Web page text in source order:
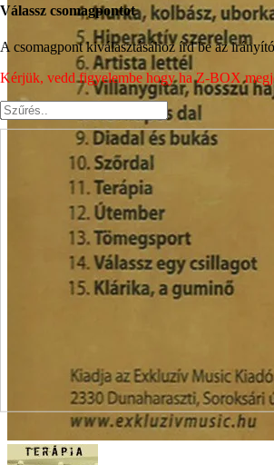
Válassz csomagpontot
A csomagpont kiválasztásához írd be az
Kérjük, vedd figyelembe hogy ha Z-BOX